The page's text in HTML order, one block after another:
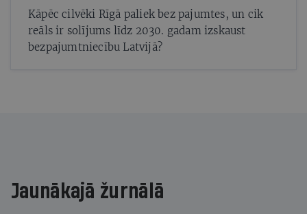
Kāpēc cilvēki Rīgā paliek bez pajumtes, un cik
reāls ir solījums līdz 2030. gadam izskaust
bezpajumtniecību Latvijā?
Jaunākajā žurnālā